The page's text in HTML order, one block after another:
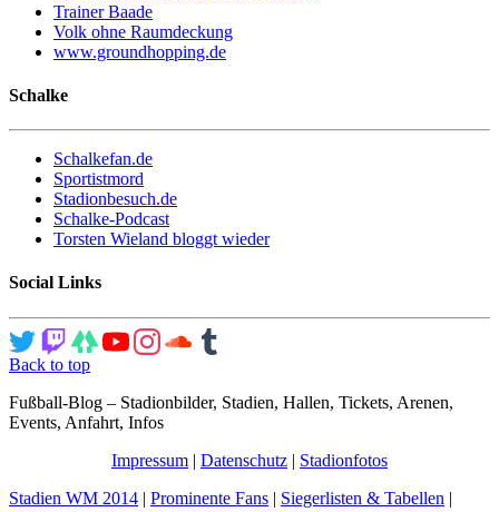
Trainer Baade
Volk ohne Raumdeckung
www.groundhopping.de
Schalke
Schalkefan.de
Sportistmord
Stadionbesuch.de
Schalke-Podcast
Torsten Wieland bloggt wieder
Social Links
Back to top
Fußball-Blog – Stadionbilder, Stadien, Hallen, Tickets, Arenen,
Events, Anfahrt, Infos
Impressum | Datenschutz | Stadionfotos
Stadien WM 2014 | Prominente Fans | Siegerlisten & Tabellen |